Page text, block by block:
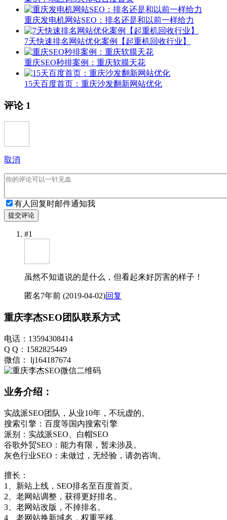
重庆发电机网站SEO：排名还是和以前一样给力
7天快速排名网站优化案例【起重机回收行业】
重庆SEO秒排案例：重庆软膜天花
15天百度首页：重庆沙发翻新网站优化
评论 1
取消
有人回复时邮件通知我
提交评论
#1
虽然不知道说的是什么，但看起来好厉害的样子！
匿名7年前 (2019-04-02)回复
重庆李杰SEO团队联系方式
电话：13594308414
Q Q：1582825449
微信： lj164187674
业务介绍：
实战派SEO团队，从业10年，不玩虚的。
搜索引擎：百度等国内搜索引擎
派别：实战派SEO、白帽SEO
谷歌外贸SEO：能力有限，暂未涉及。
灰色行业SEO：未做过，无经验，请勿咨询。
擅长：
1、新站上线，SEO排名至百度首页。
2、老网站调整，获得更好排名。
3、老网站改版，不掉排名。
4、老网站换新域名，权重平移。